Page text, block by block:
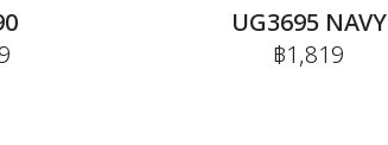
UG3695 NAVY
฿1,819